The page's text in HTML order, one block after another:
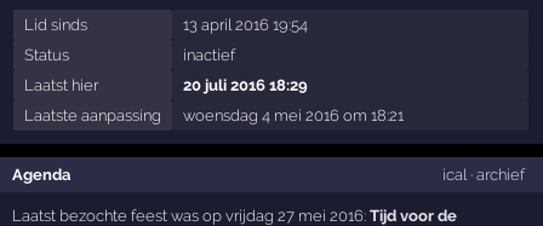
Lid sinds
13 april 2016 19:54
Status
inactief
Laatst hier
20 juli 2016 18:29
Laatste aanpassing
woensdag 4 mei 2016 om 18:21
Agenda ical · archief
Laatst bezochte feest was op vrijdag 27 mei 2016:Tijd voor de